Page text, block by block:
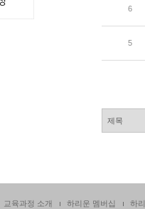
6
5
교육과정 소개 하리운 멤버십 하